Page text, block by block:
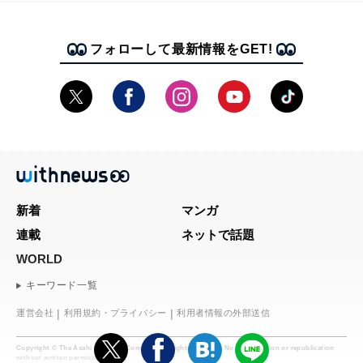
フォローして最新情報をGET!
Copyright © The Asahi Shimbun Company. All rights reserved. No reproduction or republication
without written permission.
新着
マンガ
連載
ネットで話題
WORLD
キーワード一覧
運営会社 利用規約・プライバシー 利用者情報の外部送信